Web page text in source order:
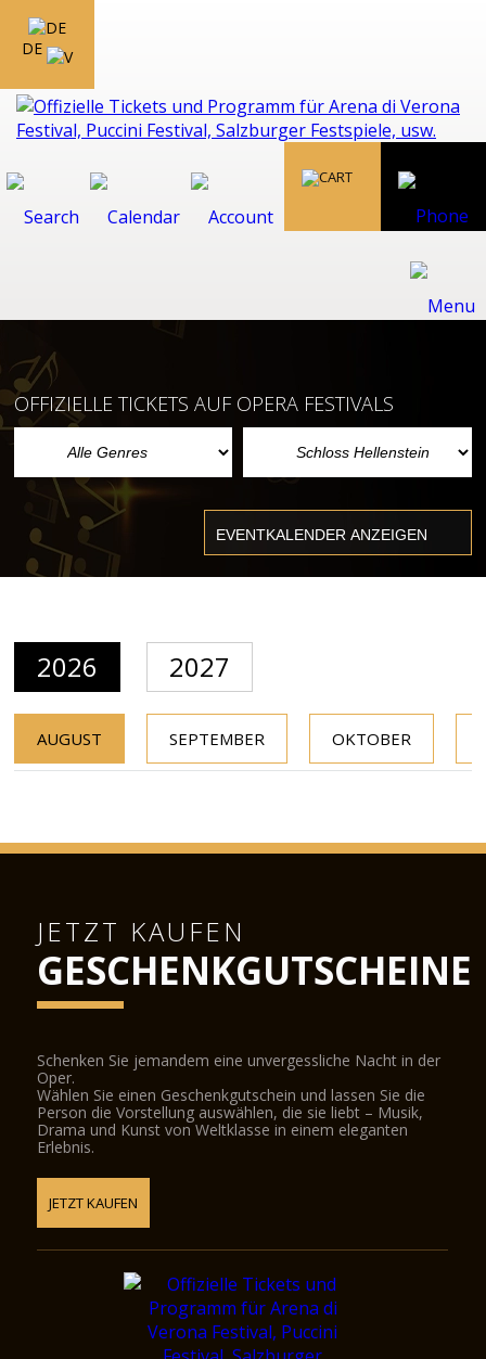
DE
OFFIZIELLE TICKETS AUF OPERA FESTIVALS
2026 2027
AUGUST SEPTEMBER OKTOBER
JETZT KAUFEN
GESCHENKGUTSCHEINE
Schenken Sie jemandem eine unvergessliche Nacht in der
Oper.
Wählen Sie einen Geschenkgutschein und lassen Sie die
Person die Vorstellung auswählen, die sie liebt – Musik,
Drama und Kunst von Weltklasse in einem eleganten
Erlebnis.
JETZT KAUFEN